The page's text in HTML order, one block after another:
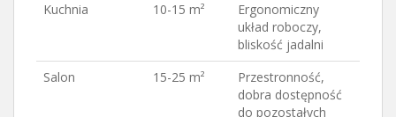
Kuchnia
10-15 m²
Ergonomiczny
układ roboczy,
bliskość jadalni
Salon
15-25 m²
Przestronność,
dobra dostępność
do pozostałych